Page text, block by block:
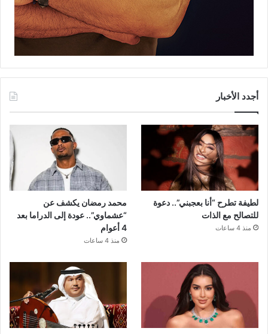
أجدد الأخبار
لطيفة تطرح “أنا بعجبني”.. دعوة
للتصالح مع الذات
منذ 4 ساعات
محمد رمضان يكشف عن
“عشماوي”.. عودة إلى الدراما بعد
4 أعوام
منذ 4 ساعات